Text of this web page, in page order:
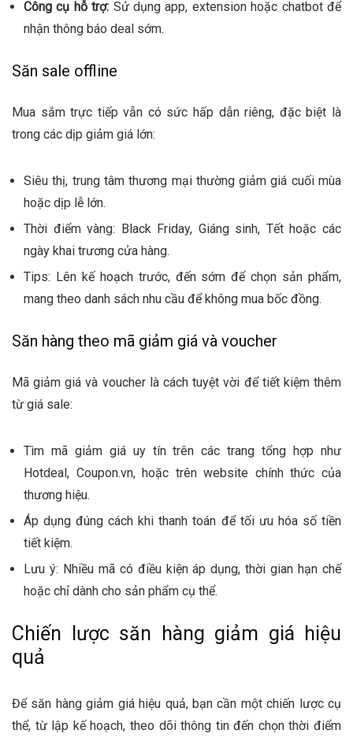
Công cụ hỗ trợ: Sử dụng app, extension hoặc chatbot để
nhận thông báo deal sớm.
Săn sale offline
Mua sắm trực tiếp vẫn có sức hấp dẫn riêng, đặc biệt là
trong các dịp giảm giá lớn:
Siêu thị, trung tâm thương mại thường giảm giá cuối mùa
hoặc dịp lễ lớn.
Thời điểm vàng: Black Friday, Giáng sinh, Tết hoặc các
ngày khai trương cửa hàng.
Tips: Lên kế hoạch trước, đến sớm để chọn sản phẩm,
mang theo danh sách nhu cầu để không mua bốc đồng.
Săn hàng theo mã giảm giá và voucher
Mã giảm giá và voucher là cách tuyệt vời để tiết kiệm thêm
từ giá sale:
Tìm mã giảm giá uy tín trên các trang tổng hợp như
Hotdeal, Coupon.vn, hoặc trên website chính thức của
thương hiệu.
Áp dụng đúng cách khi thanh toán để tối ưu hóa số tiền
tiết kiệm.
Lưu ý: Nhiều mã có điều kiện áp dụng, thời gian hạn chế
hoặc chỉ dành cho sản phẩm cụ thể.
Chiến lược săn hàng giảm giá hiệu
quả
Để săn hàng giảm giá hiệu quả, bạn cần một chiến lược cụ
thể, từ lập kế hoạch, theo dõi thông tin đến chọn thời điểm